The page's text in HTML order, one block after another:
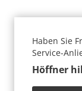
Haben Sie
Service-
Höffner